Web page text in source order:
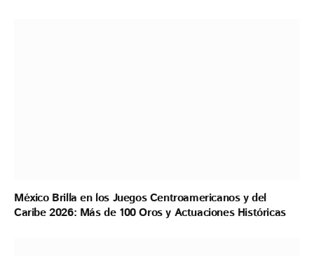
México Brilla en los Juegos Centroamericanos y del
Caribe 2026: Más de 100 Oros y Actuaciones Históricas